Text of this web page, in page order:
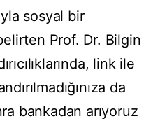
sosyal bir
Prof. Dr. Bilgin
link ile
da
bankadan arıyoruz